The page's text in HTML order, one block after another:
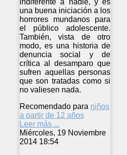
una buena iniciación a los
horrores mundanos para
el público adolescente.
También, vista de otro
modo, es una historia de
denuncia social y de
crítica al desamparo que
sufren aquellas personas
que son tratadas como si
no valiesen nada.
Recomendado para niños
a partir de 12 años
Leer más ...
Miércoles, 19 Noviembre
2014 18:54